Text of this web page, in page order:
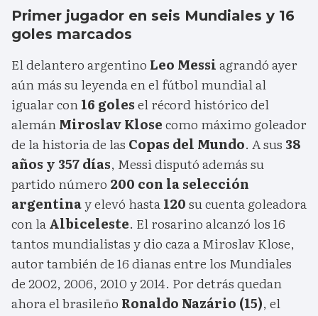
Primer jugador en seis Mundiales y 16
goles marcados
El delantero argentino Leo Messiagrandó ayer
aún más su leyenda en el fútbol mundial al
igualar con16 golesel récord histórico del
alemánMiroslav Klosecomo máximo goleador
de la historia de las Copas del Mundo. A sus38
años y 357 días, Messi disputó además su
partido número 200 con la selección
argentinay elevó hasta120su cuenta goleadora
con laAlbiceleste. El rosarino alcanzó los 16
tantos mundialistas y dio caza a Miroslav Klose,
autor también de 16 dianas entre los Mundiales
de 2002, 2006, 2010 y 2014. Por detrás quedan
ahora el brasileño Ronaldo Nazário (15), el